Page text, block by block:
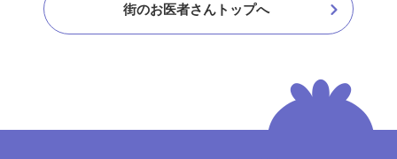
街のお医者さんトップへ